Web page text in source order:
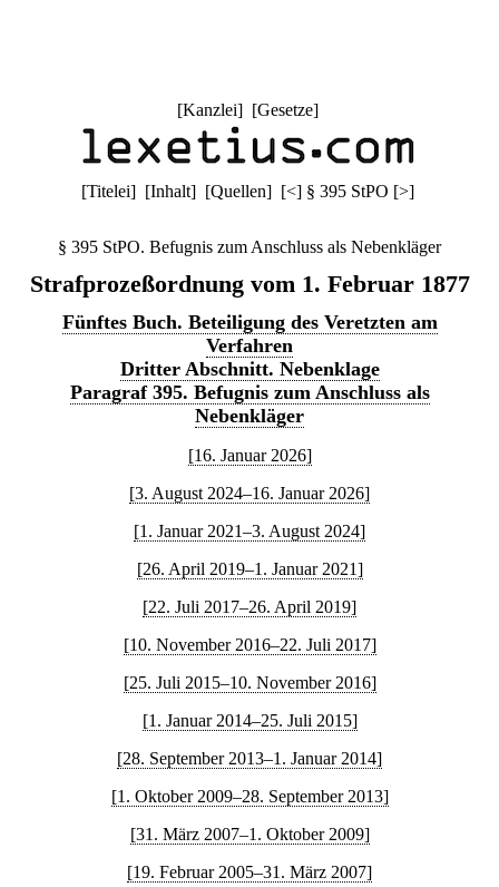
[Kanzlei] [Gesetze]
[Titelei] [Inhalt] [Quellen] [<] § 395 StPO [>]
§ 395 StPO. Befugnis zum Anschluss als Nebenkläger
Strafprozeßordnung vom 1. Februar 1877
Fünftes Buch. Beteiligung des Veretzten am
Verfahren
Dritter Abschnitt. Nebenklage
Paragraf 395. Befugnis zum Anschluss als
Nebenkläger
[16. Januar 2026]
[3. August 2024–16. Januar 2026]
[1. Januar 2021–3. August 2024]
[26. April 2019–1. Januar 2021]
[22. Juli 2017–26. April 2019]
[10. November 2016–22. Juli 2017]
[25. Juli 2015–10. November 2016]
[1. Januar 2014–25. Juli 2015]
[28. September 2013–1. Januar 2014]
[1. Oktober 2009–28. September 2013]
[31. März 2007–1. Oktober 2009]
[19. Februar 2005–31. März 2007]